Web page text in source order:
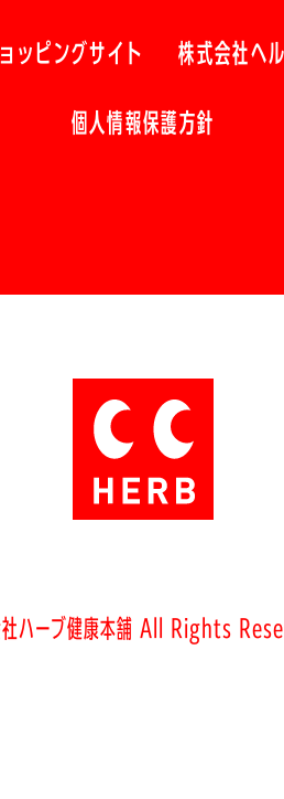
ッピングサイト 株式会社ヘ
個人情報保護方針
社ハーブ健康本舗 All Rights